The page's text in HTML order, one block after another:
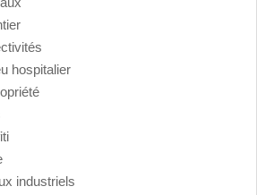
hospitalier
industriels